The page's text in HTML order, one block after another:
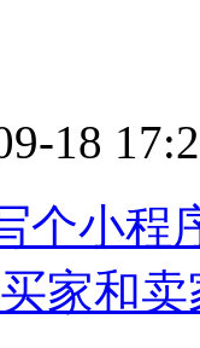
18
个小程
家和